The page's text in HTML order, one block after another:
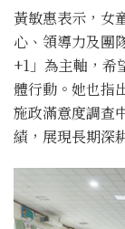
黃敏惠表示，女
心、領導力及團
+1」為主軸，希
體行動。她也指
施政滿意度調查
績，展現長期深